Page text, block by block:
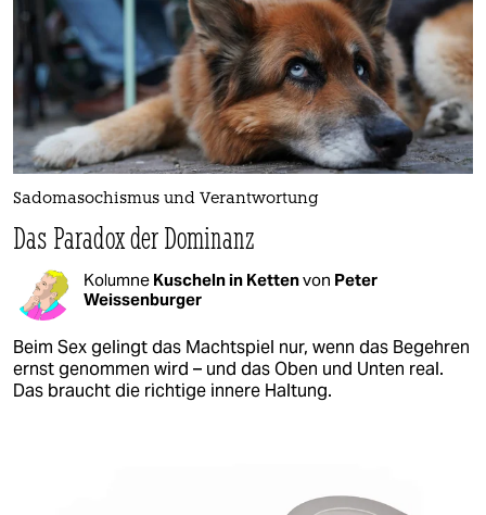
Sadomasochismus und Verantwortung
Das Paradox der Dominanz
Kolumne Kuscheln in Kettenvon Peter
Weissenburger
Beim Sex gelingt das Machtspiel nur, wenn das Begehren
ernst genommen wird – und das Oben und Unten real.
Das braucht die richtige innere Haltung.